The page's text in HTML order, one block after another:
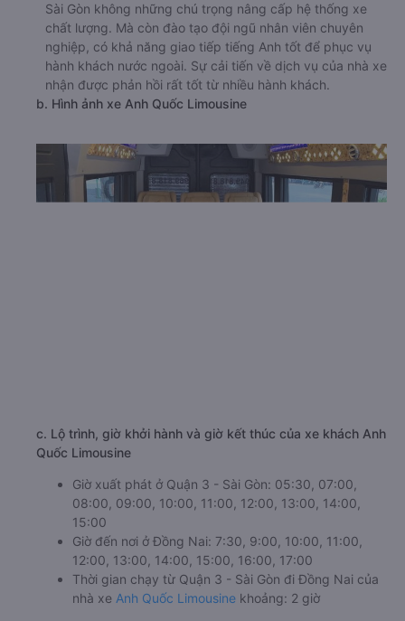
Sài Gòn không những chú trọng nâng cấp hệ thống xe
chất lượng. Mà còn đào tạo đội ngũ nhân viên chuyên
nghiệp, có khả năng giao tiếp tiếng Anh tốt để phục vụ
hành khách nước ngoài. Sự cải tiến về dịch vụ của nhà xe
nhận được phản hồi rất tốt từ nhiều hành khách.
b. Hình ảnh xe Anh Quốc Limousine
c. Lộ trình, giờ khởi hành và giờ kết thúc của xe khách Anh
Quốc Limousine
Giờ xuất phát ở Quận 3 - Sài Gòn: 05:30, 07:00,
08:00, 09:00, 10:00, 11:00, 12:00, 13:00, 14:00,
15:00
Giờ đến nơi ở Đồng Nai: 7:30, 9:00, 10:00, 11:00,
12:00, 13:00, 14:00, 15:00, 16:00, 17:00
Thời gian chạy từ Quận 3 - Sài Gòn đi Đồng Nai của
nhà xe Anh Quốc Limousine khoảng: 2 giờ